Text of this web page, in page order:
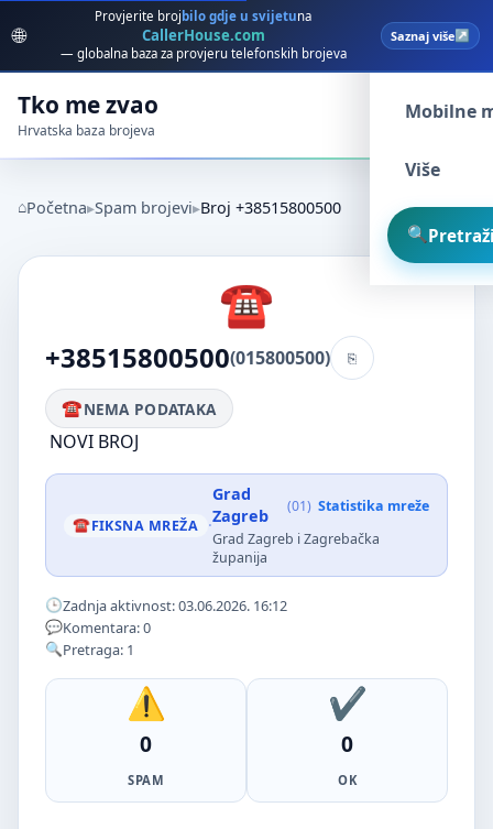
🌐
Provjerite broj bilo gdje u svijetuna
CallerHouse.com
— globalna baza za provjeru telefonskih brojeva
Saznaj više
Tko me zvao
Hrvatska baza brojeva
Spam
Mobilne
Više
Početna Spam brojevi Broj +38515800500
+38515800500(015800500)
NEMA PODATAKA
NOVI BROJ
FIKSNA MREŽA ·
Grad
Zagreb
(01) Statistika mreže
Grad Zagreb i Zagrebačka
županija
Zadnja aktivnost: 03.06.2026. 16:12
Komentara: 0
Pretraga: 1
0
SPAM
0
OK